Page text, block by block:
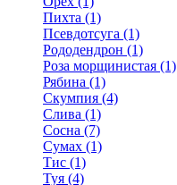
Пихта (1)
Псевдотсуга (1)
Рододендрон (1)
Роза морщинистая (1)
Рябина (1)
Скумпия (4)
Слива (1)
Сосна (7)
Сумах (1)
Тис (1)
Туя (4)